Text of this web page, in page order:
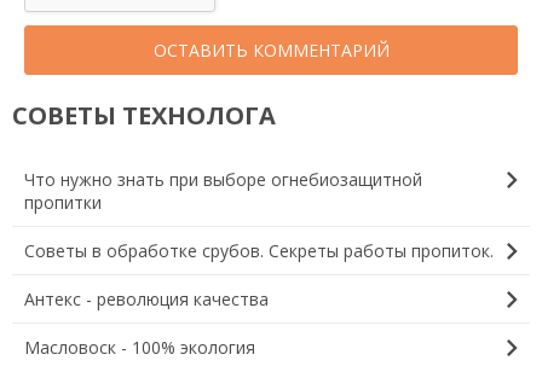
ОСТАВИТЬ КОММЕНТАРИЙ
СОВЕТЫ ТЕХНОЛОГА
Что нужно знать при выборе огнебиозащитной
пропитки
chevron_right
Советы в обработке срубов. Секреты работы пропиток. chevron_right
Антекс - революция качества chevron_right
Масловоск - 100% экология chevron_right